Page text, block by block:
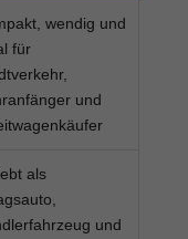
wendig und
für
und
als
und